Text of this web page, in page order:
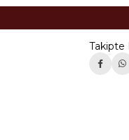
Takipte